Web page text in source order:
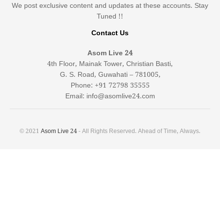
We post exclusive content and updates at these accounts. Stay
Tuned !!
Contact Us
Asom Live 24
4th Floor, Mainak Tower, Christian Basti,
G. S. Road, Guwahati – 781005,
Phone: +91 72798 35555
Email: info@asomlive24.com
© 2021 Asom Live 24- All Rights Reserved. Ahead of Time, Always.